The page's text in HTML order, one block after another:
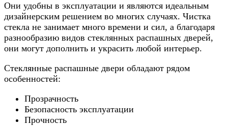
Они удобны в эксплуатации и являются идеальным
дизайнерским решением во многих случаях. Чистка
стекла не занимает много времени и сил, а благодаря
разнообразию видов стеклянных распашных дверей,
они могут дополнить и украсить любой интерьер.
Стеклянные распашные двери обладают рядом
особенностей:
Прозрачность
Безопасность эксплуатации
Прочность